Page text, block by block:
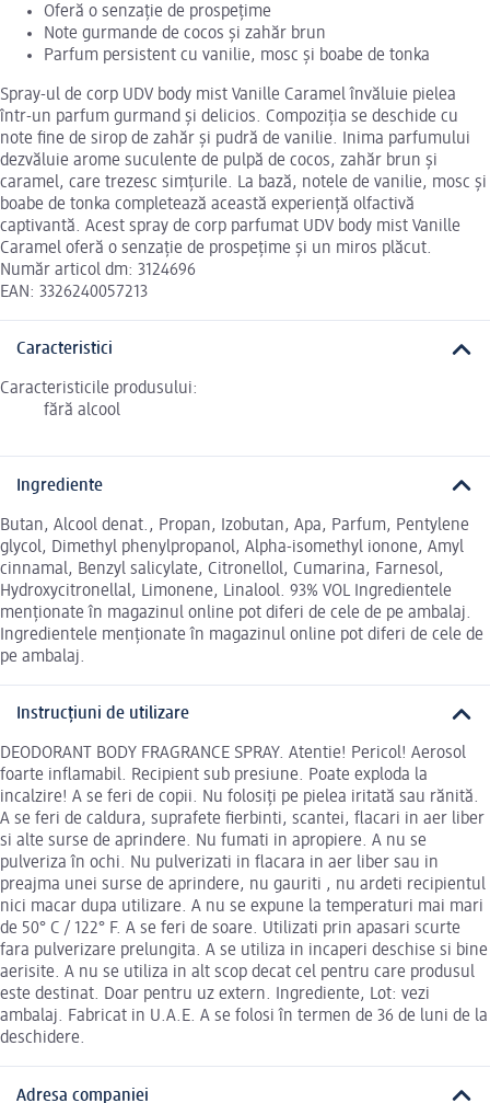
Oferă o senzație de prospețime
Note gurmande de cocos și zahăr brun
Parfum persistent cu vanilie, mosc și boabe de tonka
Spray-ul de corp UDV body mist Vanille Caramel învăluie pielea
într-un parfum gurmand și delicios. Compoziția se deschide cu
note fine de sirop de zahăr și pudră de vanilie. Inima parfumului
dezvăluie arome suculente de pulpă de cocos, zahăr brun și
caramel, care trezesc simțurile. La bază, notele de vanilie, mosc și
boabe de tonka completează această experiență olfactivă
captivantă. Acest spray de corp parfumat UDV body mist Vanille
Caramel oferă o senzație de prospețime și un miros plăcut.
Număr articol dm: 3124696
EAN: 3326240057213
Caracteristici
Caracteristicile produsului:
fără alcool
Ingrediente
Butan, Alcool denat., Propan, Izobutan, Apa, Parfum, Pentylene
glycol, Dimethyl phenylpropanol, Alpha-isomethyl ionone, Amyl
cinnamal, Benzyl salicylate, Citronellol, Cumarina, Farnesol,
Hydroxycitronellal, Limonene, Linalool. 93% VOL Ingredientele
menționate în magazinul online pot diferi de cele de pe ambalaj.
Ingredientele menționate în magazinul online pot diferi de cele de
pe ambalaj.
Instrucțiuni de utilizare
DEODORANT BODY FRAGRANCE SPRAY. Atentie! Pericol! Aerosol
foarte inflamabil. Recipient sub presiune. Poate exploda la
incalzire! A se feri de copii. Nu folosiți pe pielea iritată sau rănită.
A se feri de caldura, suprafete fierbinti, scantei, flacari in aer liber
si alte surse de aprindere. Nu fumati in apropiere. A nu se
pulveriza în ochi. Nu pulverizati in flacara in aer liber sau in
preajma unei surse de aprindere, nu gauriti , nu ardeti recipientul
nici macar dupa utilizare. A nu se expune la temperaturi mai mari
de 50° C / 122° F. A se feri de soare. Utilizati prin apasari scurte
fara pulverizare prelungita. A se utiliza in incaperi deschise si bine
aerisite. A nu se utiliza in alt scop decat cel pentru care produsul
este destinat. Doar pentru uz extern. Ingrediente, Lot: vezi
ambalaj. Fabricat in U.A.E. A se folosi în termen de 36 de luni de la
deschidere.
Adresa companiei